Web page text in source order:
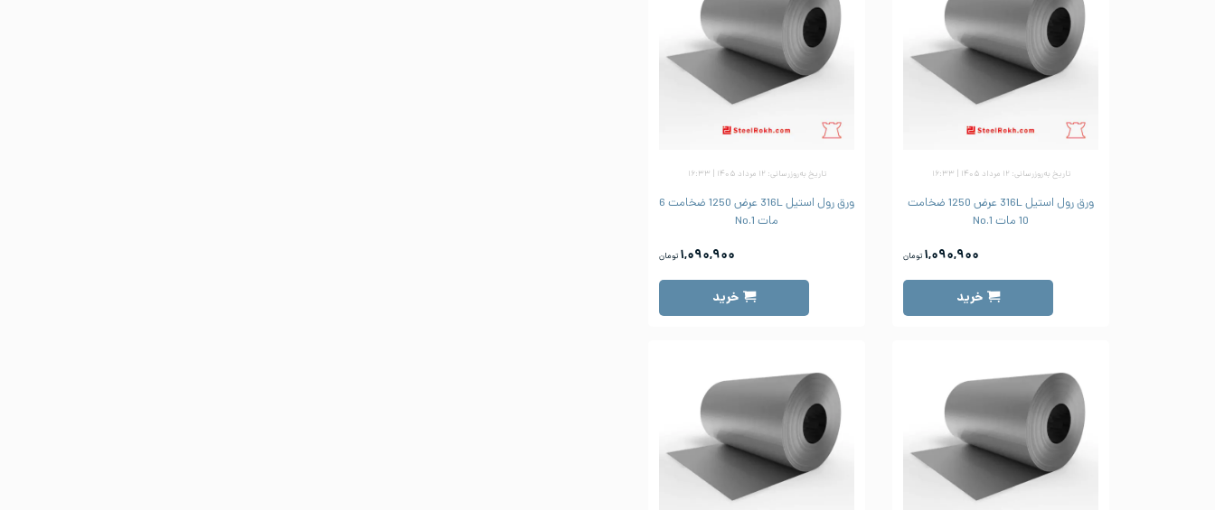
تاریخ به‌روزرسانی: ۱۲ مرداد ۱۴۰۵ | ۱۶:۳۳
ورق رول استیل 316L عرض 1250 ضخامت
10 مات No.1
۱,۰۹۰,۹۰۰ تومان
خرید
تاریخ به‌روزرسانی: ۱۲ مرداد ۱۴۰۵ | ۱۶:۳۳
ورق رول استیل 316L عرض 1250 ضخامت 6
مات No.1
۱,۰۹۰,۹۰۰ تومان
خرید